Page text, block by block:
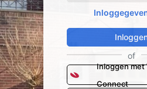
of
Inloggen met
Connect